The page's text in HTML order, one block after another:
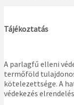
Tájékoztatás
A parlagfű elleni
termőföld
kötelezettsége. A
védekezés